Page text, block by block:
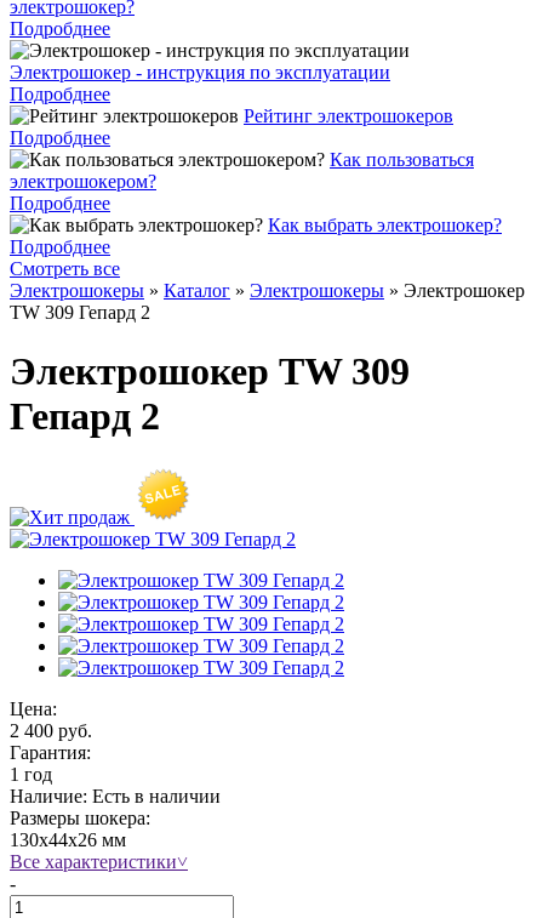
электрошокер?
Подробднее
Электрошокер - инструкция по эксплуатации
Подробднее
Рейтинг электрошокеров
Подробднее
Как пользоваться
электрошокером?
Подробднее
Как выбрать электрошокер?
Подробднее
Смотреть все
Электрошокеры » Каталог » Электрошокеры » Электрошокер
TW 309 Гепард 2
Электрошокер TW 309
Гепард 2
Цена:
2 400 руб.
Гарантия:
1 год
Наличие: Есть в наличии
Размеры шокера:
130х44х26 мм
Все характеристики˅
-